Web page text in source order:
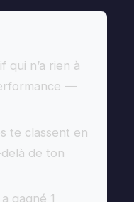
qui n’a rien à
—
te classent en
de ton
gagné 1